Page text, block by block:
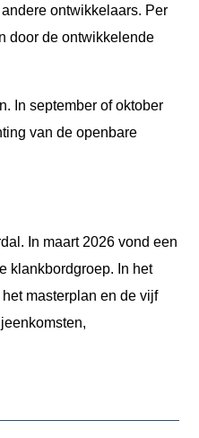
ontwikkelaars. Per
door de ontwikkelende
In september of oktober
van de openbare
In maart 2026 vond een
klankbordgroep. In het
masterplan en de vijf